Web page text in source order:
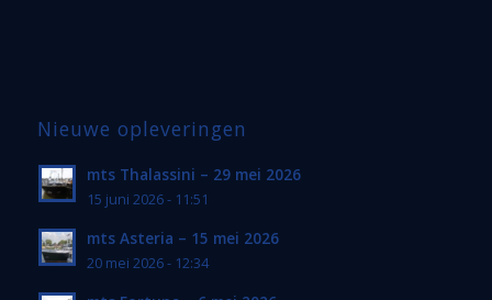
Nieuwe opleveringen
mts Thalassini – 29 mei 2026
15 juni 2026 - 11:51
mts Asteria – 15 mei 2026
20 mei 2026 - 12:34